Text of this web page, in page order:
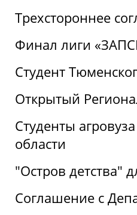
Трехстороннее
Финал лиги
Студент
Открытый
Студенты
области
"Остров детства"
Соглашение с